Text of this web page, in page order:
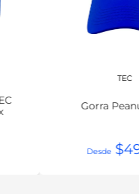
TEC
Gorra
$